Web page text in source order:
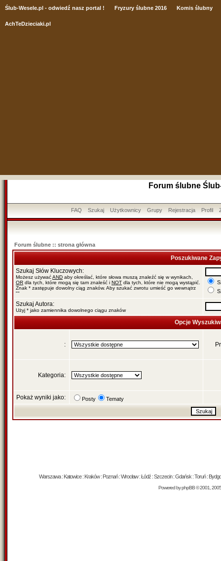
Ślub-Wesele.pl - odwiedź nasz portal ! Fryzury ślubne 2016 Komis ślubny
AchTeDzieciaki.pl
Forum ślubne
FAQ Szukaj Użytkownicy Grupy Rejestracja Profil
Forum ślubne :: strona główna
Poszukiwane
Szukaj Słów Kluczowych:
Możesz używaćAND aby określać, które słowa muszą znaleźć się w wynikach,
OR dla tych, które mogą się tam znaleść i NOT dla tych, które nie mogą wystąpić.
Znak * zastępuje dowolny ciąg znaków. Aby szukać zwrotu umieść go wewnątrz
""
Szukaj Autora:
Użyj * jako zamiennika dowolnego ciągu znaków
Opcje
:
Kategoria:
Pokaż wyniki jako: Posty Tematy
Warszawa : Katowice : Kraków : Poznań : Wrocław : Łódź : Szczecin : Gdańsk : Toruń :
Powered byphpBB© 2001,